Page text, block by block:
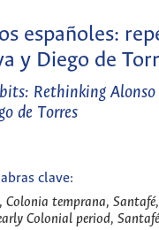
españoles:
y Diego de
Rethinking
de Torres
clave:
Colonia temprana,
Colonial period,